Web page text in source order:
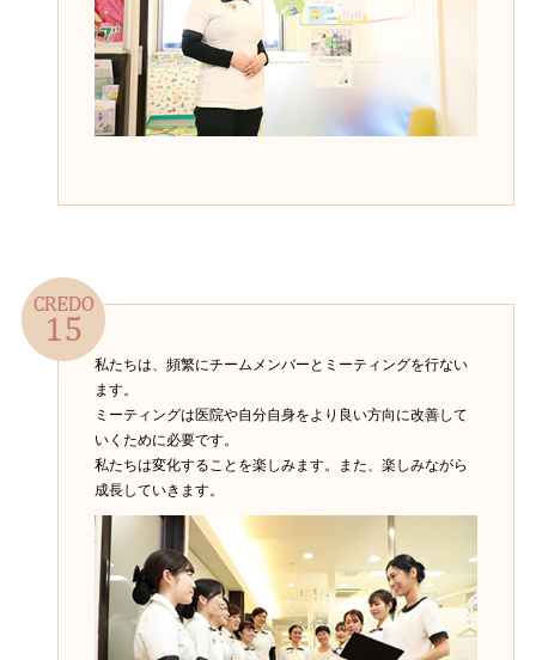
私たちは、頻繁にチームメンバーとミーティングを行ない
ます。
ミーティングは医院や自分自身をより良い方向に改善して
いくために必要です。
私たちは変化することを楽しみます。また、楽しみながら
成長していきます。